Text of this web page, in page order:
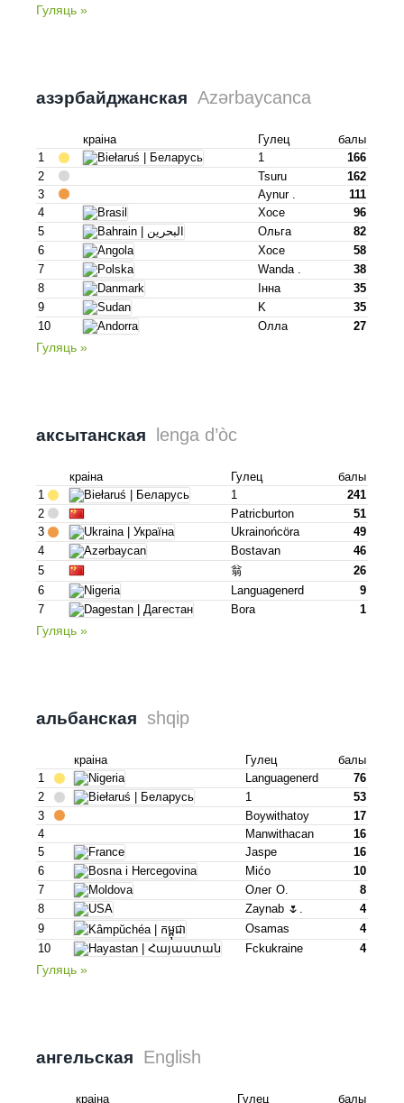
Гуляць »
азэрбайджан­ская Azərbaycanca
краіна Гулец
балы
1
1
166
2
Tsuru
162
3
Aynur .
111
4
Хосе
96
5
Ольга
82
6
Хосе
58
7
Wanda .
38
8
Інна
35
9
K
35
10
Олла 27
Гуляць »
аксытанская lenga d’òc
краіна Гулец
балы
1
1
241
2
Patricburton
51
3
Ukrainońcöra
49
4
Bostavan
46
5
翁
26
6
Languagenerd
9
7
Bora 1
Гуляць »
альбанская shqip
краіна Гулец
балы
1
Languagenerd
76
2
1
53
3
Boywithatoy
17
4
Manwithacan
16
5
Jaspe
16
6
Mićo
10
7
Олег О.
8
8
Zaynab 🌷.
4
9
Osamas
4
10
Fckukraine 4
Гуляць »
ангельская English
краіна Гулец балы